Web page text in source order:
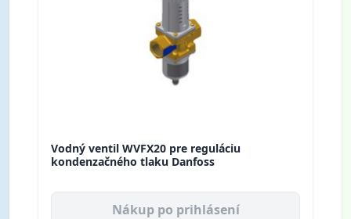
Vodný ventil WVFX20 pre reguláciu
kondenzačného tlaku Danfoss
Nákup po prihlásení